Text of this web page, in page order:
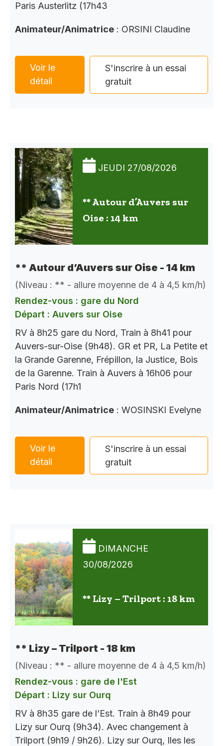
Paris Austerlitz (17h43
Animateur/Animatrice : ORSINI Claudine
Voir le
détail
S'inscrire à un essai
gratuit
JEUDI 27/08/2026
** Autour d’Auvers sur
Oise : 14 km
** Autour d’Auvers sur Oise - 14 km
(Niveau : ** - allure moyenne de 4 à 4,5 km/h)
Rendez-vous : gare du Nord
Départ : Auvers sur Oise
RV à 8h25 gare du Nord, Train à 8h41 pour
Auvers-sur-Oise (9h48). GR et PR, La Petite et
la Grande Garenne, Frépillon, la Justice, Bois
de la Garenne. Train à Auvers à 16h06 pour
Paris Nord (17h1
Animateur/Animatrice : WOSINSKI Evelyne
Voir le
détail
S'inscrire à un essai
gratuit
DIMANCHE
30/08/2026
** Lizy – Trilport : 18 km
** Lizy – Trilport - 18 km
(Niveau : ** - allure moyenne de 4 à 4,5 km/h)
Rendez-vous : gare de l'Est
Départ : Lizy sur Ourq
RV à 8h35 gare de l’Est. Train à 8h49 pour
Lizy sur Ourq (9h34). Avec changement à
Trilport (9h19 / 9h26). Lizy sur Ourq, Iles les